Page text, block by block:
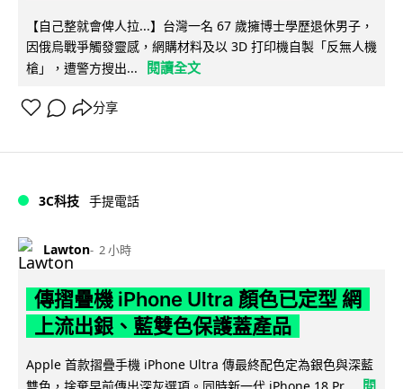
【自己整就會俾人拉...】台灣一名 67 歲擁博士學歷退休男子，
因俄烏戰爭觸發靈感，網購材料及以 3D 打印機自製「反無人機
槍」，遭警方搜出...
閱讀全文
分享
3C科技 手提電話
Lawton 2 小時
傳摺疊機 iPhone Ultra 顏色已定型 網
上流出銀、藍雙色保護蓋產品
Apple 首款摺疊手機 iPhone Ultra 傳最終配色定為銀色與深藍
雙色，捨棄早前傳出深灰選項。同時新一代 iPhone 18 Pr...
閱